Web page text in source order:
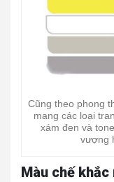
Cũng theo phong
mang các loại
xám đen và
vượng
Màu chế